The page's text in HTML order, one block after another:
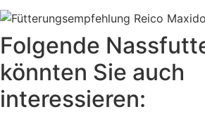
Folgende
könnten Sie auch
interessieren: